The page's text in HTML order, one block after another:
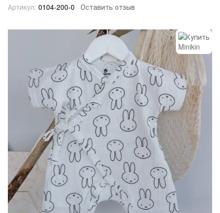
Артикул: 0104-200-0 Оставить отзыв